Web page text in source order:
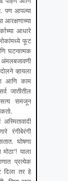
पण आपल्या
आरक्षणाच्या
आधारे
फूट
घटनात्मक
व्हायला
आणि काम
जातीतील
समजून
रंगीबेरंगी
घोषणा
याला
प्रत्येक
दिला तर हे